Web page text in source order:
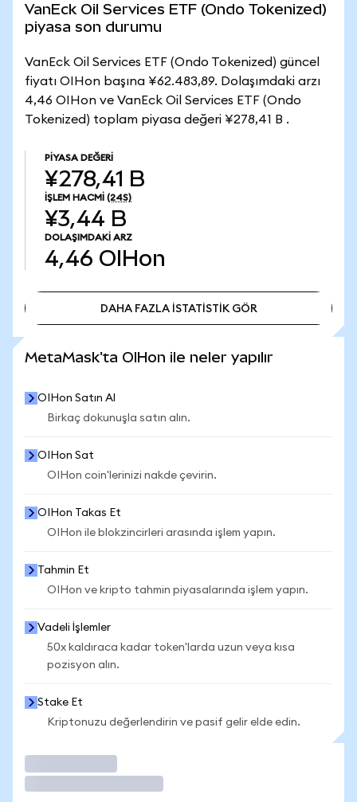
VanEck Oil Services ETF (Ondo Tokenized)
piyasa son durumu
VanEck Oil Services ETF (Ondo Tokenized) güncel
fiyatı OIHon başına ¥62.483,89. Dolaşımdaki arzı
4,46 OIHon ve VanEck Oil Services ETF (Ondo
Tokenized) toplam piyasa değeri ¥278,41 B .
PIYASA DEĞERI
¥278,41 B
İŞLEM HACMI (24S)
¥3,44 B
DOLAŞIMDAKI ARZ
4,46 OIHon
DAHA FAZLA İSTATİSTİK GÖR
MetaMask'ta OIHon ile neler yapılır
OIHon Satın Al
Birkaç dokunuşla satın alın.
OIHon Sat
OIHon coin'lerinizi nakde çevirin.
OIHon Takas Et
OIHon ile blokzincirleri arasında işlem yapın.
Tahmin Et
OIHon ve kripto tahmin piyasalarında işlem yapın.
Vadeli İşlemler
50x kaldıraca kadar token'larda uzun veya kısa
pozisyon alın.
Stake Et
Kriptonuzu değerlendirin ve pasif gelir elde edin.